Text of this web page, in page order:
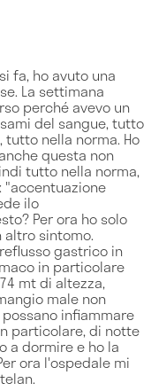
fa, ho avuto una
La settimana
perché avevo un
del sangue, tutto
nella norma. Ho
questa non
tutto nella norma,
"accentuazione
ilo
Per ora ho solo
altro sintomo.
gastrico in
in particolare
mt di altezza,
male non
infiammare
particolare, di notte
a dormire e ho la
ora l'ospedale mi